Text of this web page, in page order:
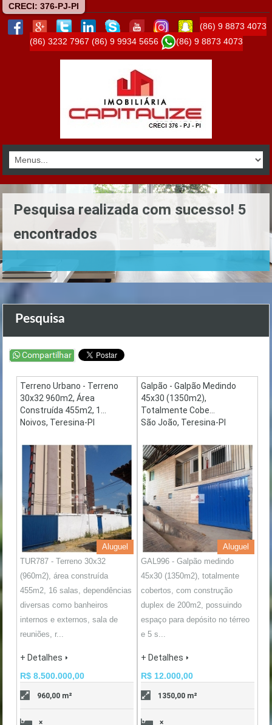
CRECI: 376-PJ-PI
(86) 9 8873 4073
(86) 3232 7967 (86) 9 9934 5656 (86) 9 8873 4073
Pesquisa realizada com sucesso! 5
encontrados
Pesquisa
Terreno Urbano - Terreno
30x32 960m2, Área
Construída 455m2, 1...
Noivos, Teresina-PI
Aluguel
TUR787 - Terreno 30x32
(960m2), área construída
455m2, 16 salas, dependências
diversas como banheiros
internos e externos, sala de
reuniões, r...
+ Detalhes
R$ 8.500.000,00
960,00 m²
×
Galpão - Galpão Medindo
45x30 (1350m2),
Totalmente Cobe...
São João, Teresina-PI
Aluguel
GAL996 - Galpão medindo
45x30 (1350m2), totalmente
cobertos, com construção
duplex de 200m2, possuindo
espaço para depósito no térreo
e 5 s...
+ Detalhes
R$ 12.000,00
1350,00 m²
×